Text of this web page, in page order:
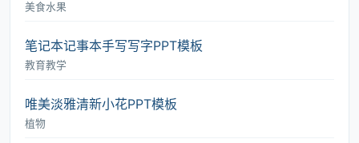
美食水果
笔记本记事本手写写字PPT模板
教育教学
唯美淡雅清新小花PPT模板
植物